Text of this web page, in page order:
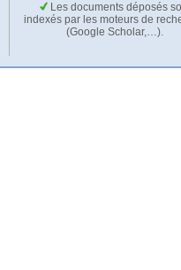
Les documents déposés
indexés par les moteurs de
(Google Scholar,…).